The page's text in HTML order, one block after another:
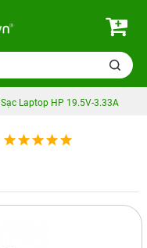
Sạc Laptop HP 19.5V-3.33A